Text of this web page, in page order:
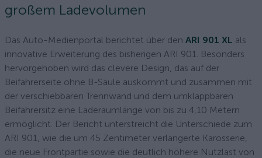
großem Ladevolumen
Das Auto-Medienportal berichtet über den ARI 901 XL als
innovative Erweiterung des bisherigen ARI 901. Besonders
hervorgehoben wird das clevere Design, das auf der
Beifahrerseite ohne B-Säule auskommt und zusammen mit
der verschiebbaren Trennwand und dem umklappbaren
Beifahrersitz eine Laderaumlänge von bis zu 4,10 Metern
ermöglicht. Der Bericht unterstreicht die Unterschiede zum
ARI 901, wie die um 45 Zentimeter verlängerte Karosserie,
die neue Frontpartie sowie die deutlich höhere Nutzlast von